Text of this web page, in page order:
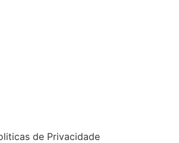
de Privacidade